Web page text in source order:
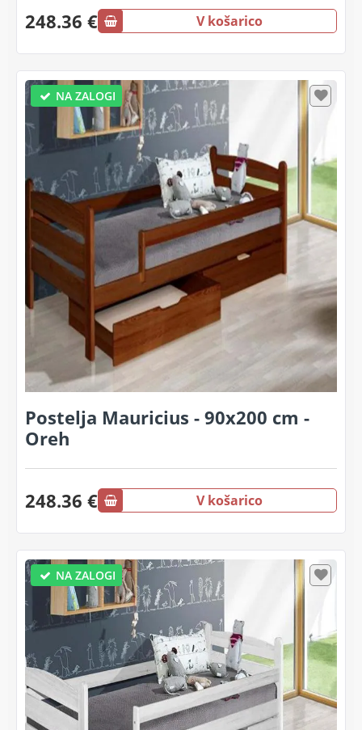
248.36 € V košarico
NA ZALOGI
Postelja Mauricius - 90x200 cm -
Oreh
248.36 € V košarico
NA ZALOGI